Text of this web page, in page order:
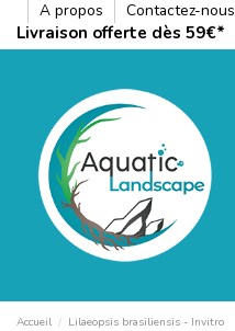
A propos Contactez-nous
Livraison offerte dès 59€*
Accueil Lilaeopsis brasiliensis - Invitro